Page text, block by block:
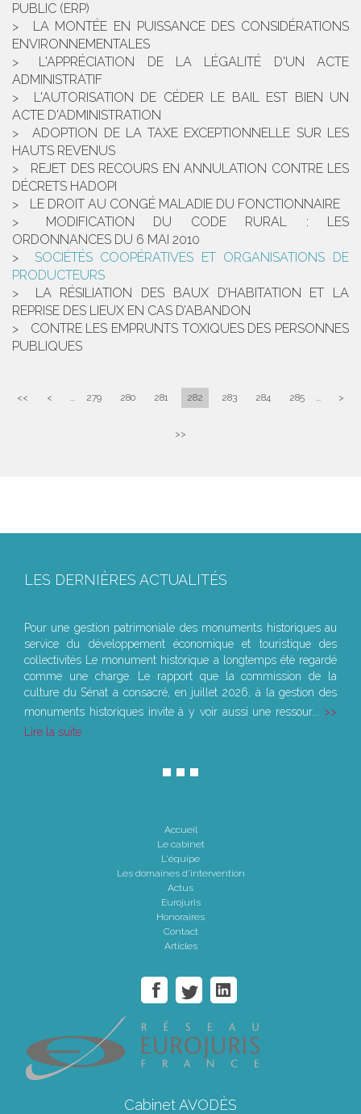
PUBLIC (ERP)
LA MONTÉE EN PUISSANCE DES CONSIDÉRATIONS
ENVIRONNEMENTALES
L'APPRÉCIATION DE LA LÉGALITÉ D'UN ACTE
ADMINISTRATIF
L'AUTORISATION DE CÉDER LE BAIL EST BIEN UN
ACTE D'ADMINISTRATION
ADOPTION DE LA TAXE EXCEPTIONNELLE SUR LES
HAUTS REVENUS
REJET DES RECOURS EN ANNULATION CONTRE LES
DÉCRETS HADOPI
LE DROIT AU CONGÉ MALADIE DU FONCTIONNAIRE
MODIFICATION DU CODE RURAL : LES
ORDONNANCES DU 6 MAI 2010
SOCIÉTÉS COOPÉRATIVES ET ORGANISATIONS DE
PRODUCTEURS
LA RÉSILIATION DES BAUX D’HABITATION ET LA
REPRISE DES LIEUX EN CAS D’ABANDON
CONTRE LES EMPRUNTS TOXIQUES DES PERSONNES
PUBLIQUES
<< < ... 279 280 281 282 283 284 285 ... >
>>
LES DERNIÈRES ACTUALITÉS
Pour une gestion patrimoniale des monuments historiques au
service du développement économique et touristique des
collectivités Le monument historique a longtemps été regardé
comme une charge. Le rapport que la commission de la
culture du Sénat a consacré, en juillet 2026, à la gestion des
monuments historiques invite à y voir aussi une ressour...
Lire la suite
Accueil
Le cabinet
L'équipe
Les domaines d'intervention
Actus
Eurojuris
Honoraires
Contact
Articles
Cabinet AVODÈS